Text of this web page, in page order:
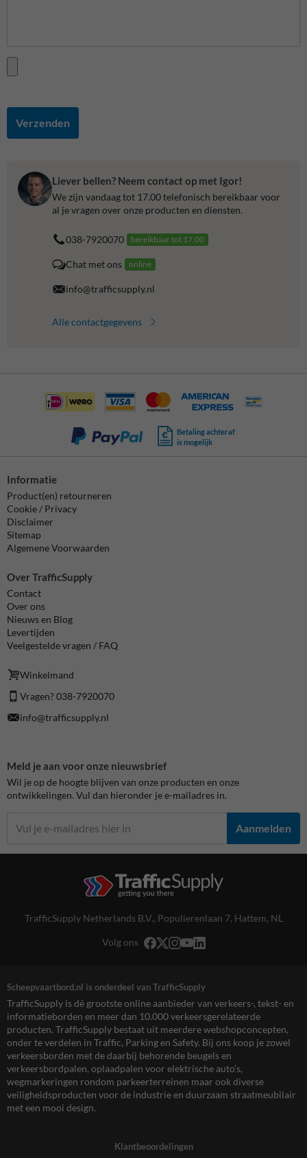
Verzenden
Liever bellen? Neem contact op met Igor!
We zijn vandaag tot 17.00 telefonisch bereikbaar voor
al je vragen over onze producten en diensten.
038-7920070 bereikbaar tot 17.00
Chat met ons online
info@trafficsupply.nl
Alle contactgegevens
Betaling achteraf
is mogelijk
Informatie
Product(en) retourneren
Cookie / Privacy
Disclaimer
Sitemap
Algemene Voorwaarden
Over TrafficSupply
Contact
Over ons
Nieuws en Blog
Levertijden
Veelgestelde vragen / FAQ
Winkelmand
Vragen? 038-7920070
info@trafficsupply.nl
Meld je aan voor onze nieuwsbrief
Wil je op de hoogte blijven van onze producten en onze
ontwikkelingen. Vul dan hieronder je e-mailadres in.
Aanmelden
TrafficSupply Netherlands B.V., Populierenlaan 7, Hattem, NL
Volg ons
Scheepvaartbord.nl is onderdeel van TrafficSupply
TrafficSupply is dé grootste online aanbieder van verkeers-, tekst- en
informatieborden en meer dan 10.000 verkeersgerelateerde
producten. TrafficSupply bestaat uit meerdere webshopconcepten,
onder te verdelen in Traffic, Parking en Safety. Bij ons koop je zowel
verkeersborden met de daarbij behorende beugels en
verkeersbordpalen, oplaadpalen voor elektrische auto’s,
wegmarkeringen rondom parkeerterreinen maar ook diverse
veiligheidsproducten voor de industrie en duurzaam straatmeubilair
met een mooi design.
Klantbeoordelingen